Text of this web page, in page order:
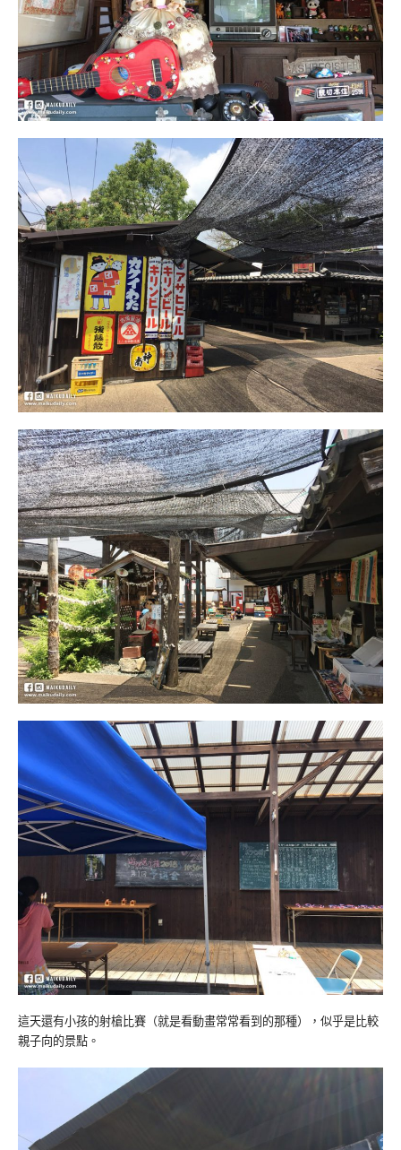
這天還有小孩的射槍比賽（就是看動畫常常看到的那種），似乎是比較
親子向的景點。